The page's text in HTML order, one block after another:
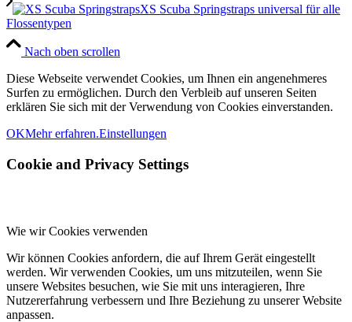
XS Scuba Springstraps universal für alle
Flossentypen
Nach oben scrollen
Diese Webseite verwendet Cookies, um Ihnen ein angenehmeres
Surfen zu ermöglichen. Durch den Verbleib auf unseren Seiten
erklären Sie sich mit der Verwendung von Cookies einverstanden.
OKMehr erfahren.Einstellungen
Cookie and Privacy Settings
Wie wir Cookies verwenden
Wir können Cookies anfordern, die auf Ihrem Gerät eingestellt
werden. Wir verwenden Cookies, um uns mitzuteilen, wenn Sie
unsere Websites besuchen, wie Sie mit uns interagieren, Ihre
Nutzererfahrung verbessern und Ihre Beziehung zu unserer Website
anpassen.